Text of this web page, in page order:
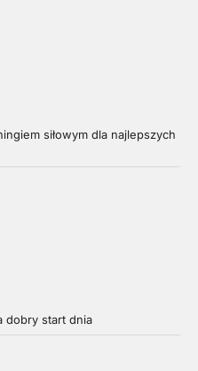
siłowym dla najlepszych
dobry start dnia